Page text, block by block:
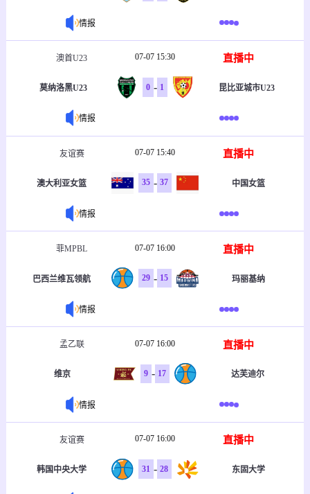
情报
澳首U23 07-07 15:30 直播中
莫纳洛黑U23 0 - 1 昆比亚城市U23
情报
友谊赛 07-07 15:40 直播中
澳大利亚女篮 35 - 37 中国女篮
情报
菲MPBL 07-07 16:00 直播中
巴西兰维瓦领航 29 - 15 玛丽基纳
情报
孟乙联 07-07 16:00 直播中
维京 9 - 17 达芙迪尔
情报
友谊赛 07-07 16:00 直播中
韩国中央大学 31 - 28 东固大学